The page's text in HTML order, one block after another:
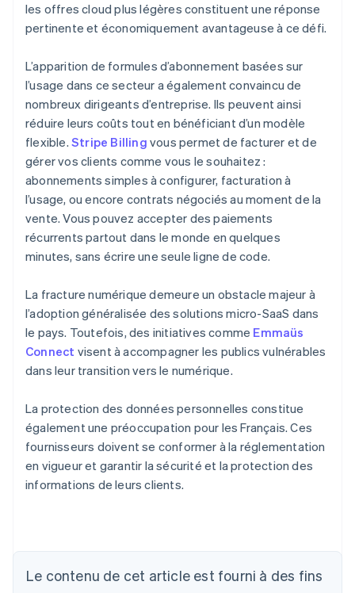
les offres cloud plus légères constituent une réponse
pertinente et économiquement avantageuse à ce défi.
L’apparition de formules d’abonnement basées sur
l’usage dans ce secteur a également convaincu de
nombreux dirigeants d’entreprise. Ils peuvent ainsi
réduire leurs coûts tout en bénéficiant d’un modèle
flexible.Stripe Billing vous permet de facturer et de
gérer vos clients comme vous le souhaitez :
abonnements simples à configurer, facturation à
l’usage, ou encore contrats négociés au moment de la
vente. Vous pouvez accepter des paiements
récurrents partout dans le monde en quelques
minutes, sans écrire une seule ligne de code.
La fracture numérique demeure un obstacle majeur à
l’adoption généralisée des solutions micro-SaaS dans
le pays. Toutefois, des initiatives comme Emmaüs
Connect visent à accompagner les publics vulnérables
dans leur transition vers le numérique.
La protection des données personnelles constitue
également une préoccupation pour les Français. Ces
fournisseurs doivent se conformer à la réglementation
en vigueur et garantir la sécurité et la protection des
informations de leurs clients.
Le contenu de cet article est fourni à des fins
DeutschEnglish